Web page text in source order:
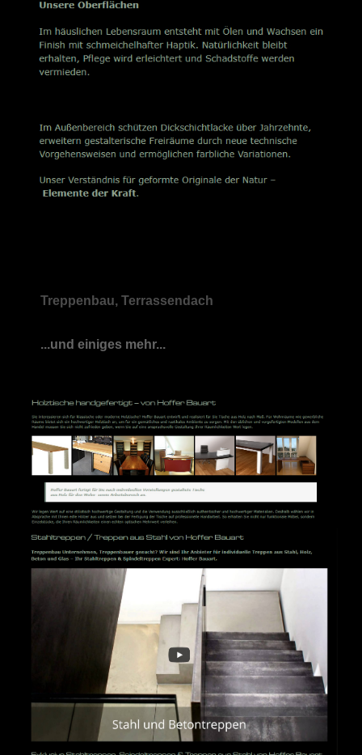
Treppenbau, Terrassendach
...und einiges mehr...